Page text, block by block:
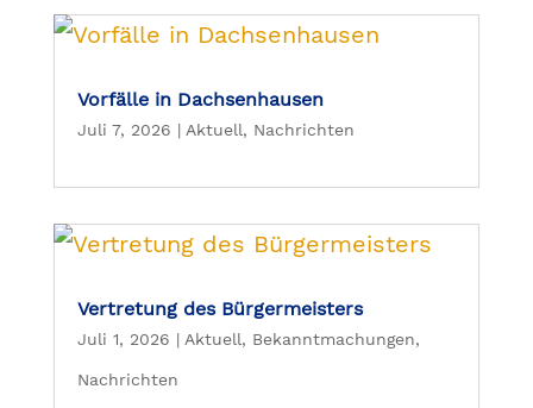
Vorfälle in Dachsenhausen
Juli 7, 2026 | Aktuell, Nachrichten
Vertretung des Bürgermeisters
Juli 1, 2026 | Aktuell, Bekanntmachungen,
Nachrichten